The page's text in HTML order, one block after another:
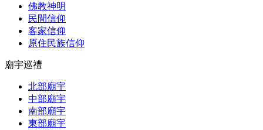
佛教神明
民間信仰
客家信仰
原住民族信仰
廟宇巡禮
北部廟宇
中部廟宇
南部廟宇
東部廟宇